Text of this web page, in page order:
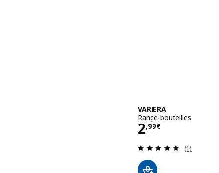
VARIERA
Range-bouteilles
2,99€
Prix 2,99€
Révision:
(1)